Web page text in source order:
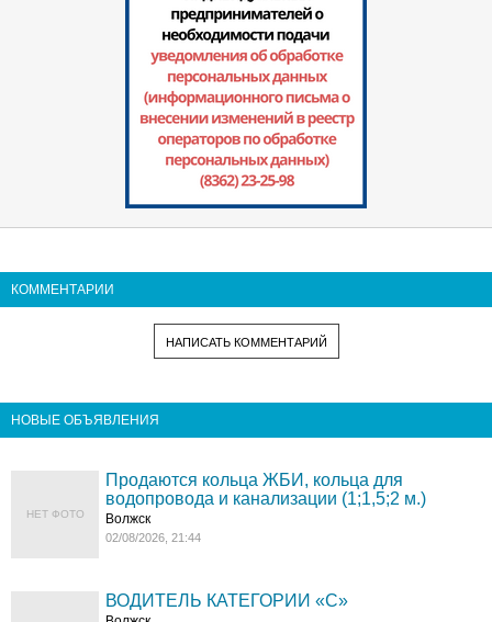
КОММЕНТАРИИ
НАПИСАТЬ КОММЕНТАРИЙ
НОВЫЕ ОБЪЯВЛЕНИЯ
НЕТ ФОТО
Продаются кольца ЖБИ, кольца для
водопровода и канализации (1;1,5;2 м.)
Волжск
02/08/2026, 21:44
ВОДИТЕЛЬ КАТЕГОРИИ «C»